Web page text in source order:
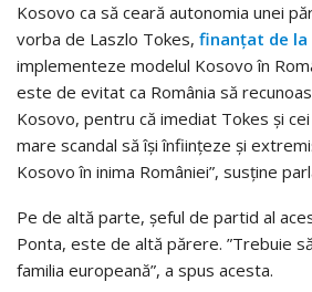
Kosovo ca să ceară autonomia unei
vorba de Laszlo Tokes, finanţat de la
implementeze modelul Kosovo în
este de evitat ca România să
Kosovo, pentru că imediat Tokes şi
mare scandal să îşi înfiinţeze şi
Kosovo în inima României”, susţine
Pe de altă parte, şeful de partid al
Ponta, este de altă părere. ”Trebuie
familia europeană”, a spus acesta.